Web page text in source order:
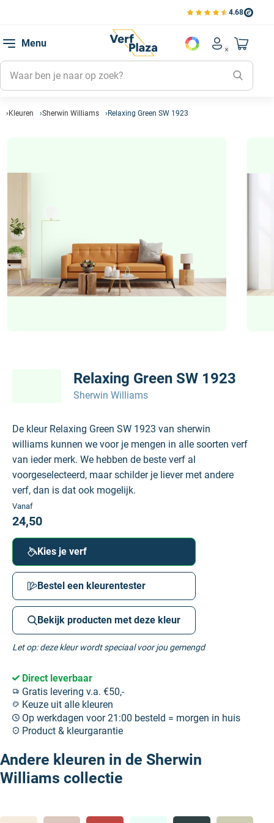
4.68
Bekijk de verfplaza
Menu
Account
Mijn
Mijn
Mijn
Naar
Kleuren Sherwin Williams Relaxing Green SW 1923
Relaxing Green SW 1923
Sherwin Williams
De kleur Relaxing Green SW 1923 van sherwin
williams kunnen we voor je mengen in alle soorten verf
van ieder merk. We hebben de beste verf al
voorgeselecteerd, maar schilder je liever met andere
verf, dan is dat ook mogelijk.
Vanaf
24,50
Kies je verf
Bestel een kleurentester
Bekijk producten met deze kleur
Let op: deze kleur wordt speciaal voor jou gemengd
Direct leverbaar
Gratis levering v.a. €50,-
Keuze uit alle kleuren
Op werkdagen voor 21:00 besteld = morgen in huis
Product & kleurgarantie
Andere kleuren in de Sherwin
Williams collectie